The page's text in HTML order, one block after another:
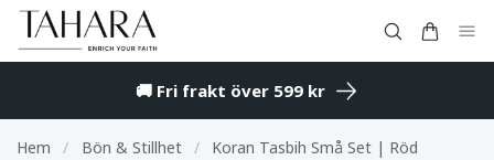
🚚 Fri frakt över 599 kr
Hem / Bön & Stillhet / Koran Tasbih Små Set | Röd